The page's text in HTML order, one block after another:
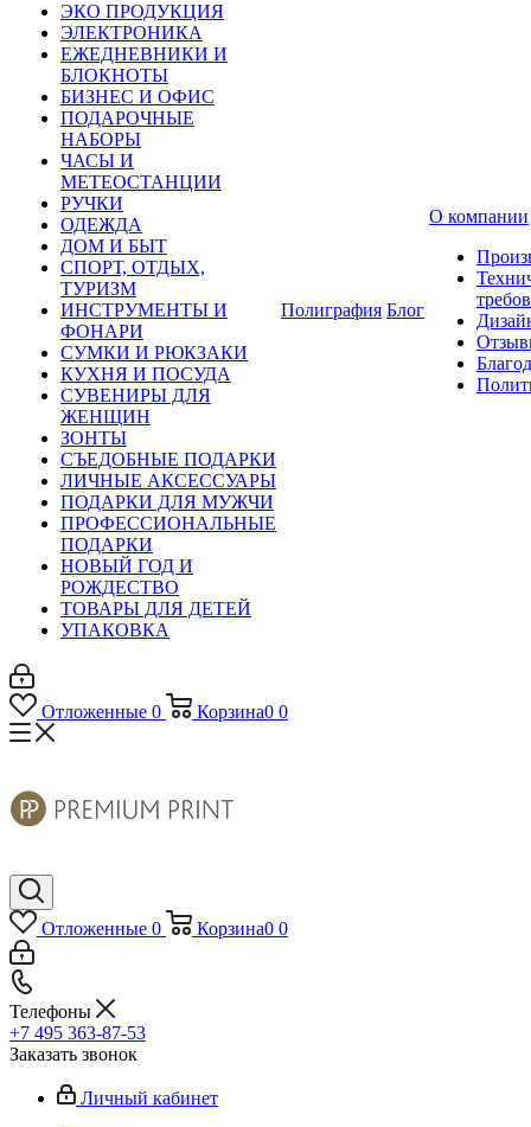
ЭКО ПРОДУКЦИЯ
ЭЛЕКТРОНИКА
ЕЖЕДНЕВНИКИ И
БЛОКНОТЫ
БИЗНЕС И ОФИС
ПОДАРОЧНЫЕ
НАБОРЫ
ЧАСЫ И
МЕТЕОСТАНЦИИ
РУЧКИ
ОДЕЖДА
ДОМ И БЫТ
СПОРТ, ОТДЫХ,
ТУРИЗМ
ИНСТРУМЕНТЫ И
ФОНАРИ
СУМКИ И РЮКЗАКИ
КУХНЯ И ПОСУДА
СУВЕНИРЫ ДЛЯ
ЖЕНЩИН
ЗОНТЫ
СЪЕДОБНЫЕ ПОДАРКИ
ЛИЧНЫЕ АКСЕССУАРЫ
ПОДАРКИ ДЛЯ МУЖЧИ
ПРОФЕССИОНАЛЬНЫЕ
ПОДАРКИ
НОВЫЙ ГОД И
РОЖДЕСТВО
ТОВАРЫ ДЛЯ ДЕТЕЙ
УПАКОВКА
Полиграфия Блог
О компании
Отложенные 0 Корзина0 0
Отложенные 0 Корзина0 0
Телефоны
+7 495 363-87-53
Заказать звонок
Личный кабинет